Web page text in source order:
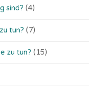
sind? (4)
tun? (7)
zu tun? (15)